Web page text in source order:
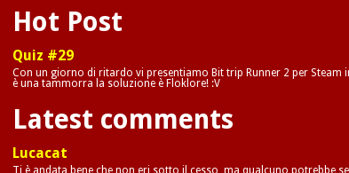
Hot Post
Quiz #29
Con un giorno di ritardo vi presentiamo Bit trip Runner 2 per Steam
è una tammorra la soluzione è Floklore! :V
Latest comments
Lucacat
Ti è andata bene che non eri sotto il cesso, ma qualcuno potrebbe